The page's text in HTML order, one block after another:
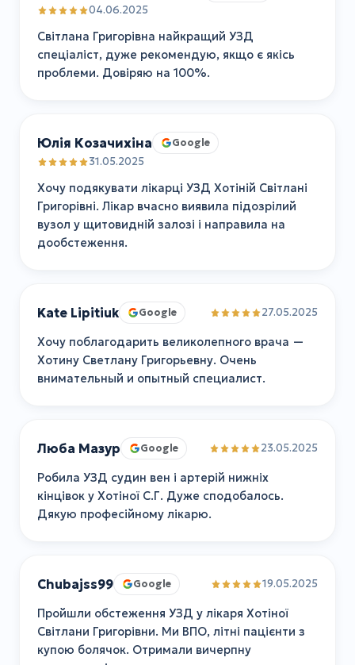
04.06.2025
Світлана Григорівна найкращий УЗД
спеціаліст, дуже рекомендую, якщо є якісь
проблеми. Довіряю на 100%.
Юлія Козачихіна Google
31.05.2025
Хочу подякувати лікарці УЗД Хотіній Світлані
Григорівні. Лікар вчасно виявила підозрілий
вузол у щитовидній залозі і направила на
дообстеження.
Kate Lipitiuk Google 27.05.2025
Хочу поблагодарить великолепного врача —
Хотину Светлану Григорьевну. Очень
внимательный и опытный специалист.
Люба Мазур Google 23.05.2025
Робила УЗД судин вен і артерій нижніх
кінцівок у Хотіної С.Г. Дуже сподобалось.
Дякую професійному лікарю.
Chubajss99 Google 19.05.2025
Пройшли обстеження УЗД у лікаря Хотіної
Світлани Григорівни. Ми ВПО, літні пацієнти з
купою болячок. Отримали вичерпну